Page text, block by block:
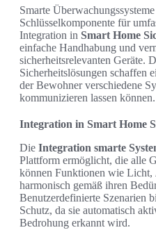
Smarte
Schlüsselkomponente für
Integration in Smart Home
einfache Handhabung und
sicherheitsrelevanten Geräte.
Sicherheitslösungen schaffen
der Bewohner verschiedene
kommunizieren lassen können.
Integration in Smart Home
Die Integration smarte
Plattform ermöglicht, die alle
können Funktionen wie Licht,
harmonisch gemäß ihren
Benutzerdefinierte Szenarien
Schutz, da sie automatisch
Bedrohung erkannt wird.